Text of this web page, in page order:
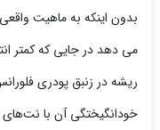
بدون اینکه به ماهیت
می دهد در جایی که کمتر
ریشه در زنبق پودری
خودانگیختگی آن با